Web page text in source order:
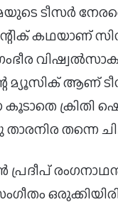
ടീസർ
കഥയാണ്
മ്യൂസിക് ആണ്
ക്രിതി
തന്നെ
പ്രദീപ്